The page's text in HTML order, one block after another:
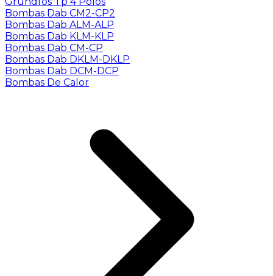
Bombas Dab CM2-CP2
Bombas Dab ALM-ALP
Bombas Dab KLM-KLP
Bombas Dab CM-CP
Bombas Dab DKLM-DKLP
Bombas Dab DCM-DCP
Bombas De Calor